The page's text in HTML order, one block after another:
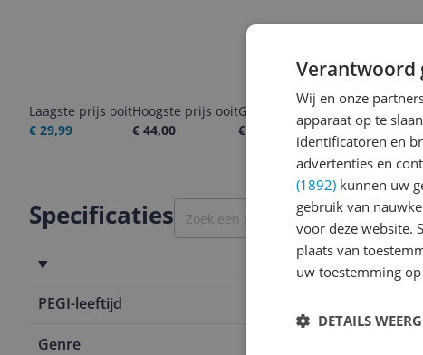
Laagste prijs ooit
€ 29,99
Hoogste prijs ooit
€ 44,00
Goedkoopste nu
€ 44,00
Laatste
07-08-2026
Specificaties
Algemeen
PEGI-leeftijd
Genre
Verantwoord
Wij en onze
apparaat op te
identificatoren en
advertenties en
(1892) kunnen uw
gebruik van
voor deze website.
plaats van
uw toestemming
DETAILS